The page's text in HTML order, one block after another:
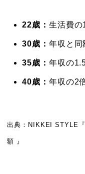
22歳： 生活費の
30歳： 年収と同
35歳： 年収の
40歳： 年収の2
出典：NIKKEI STYLE
額 』